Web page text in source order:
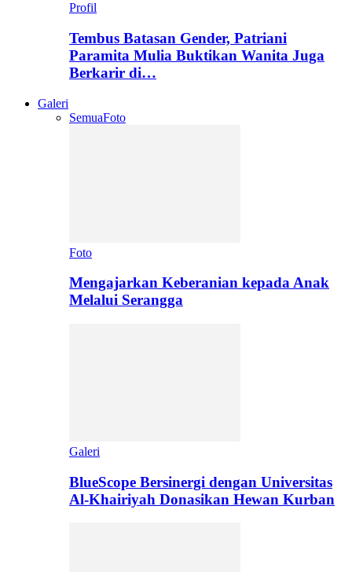
Profil
Tembus Batasan Gender, Patriani
Paramita Mulia Buktikan Wanita Juga
Berkarir di…
Galeri
SemuaFoto
Foto
Mengajarkan Keberanian kepada Anak
Melalui Serangga
Galeri
BlueScope Bersinergi dengan Universitas
Al-Khairiyah Donasikan Hewan Kurban